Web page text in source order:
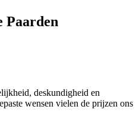
Paarden
deskundigheid en
wensen vielen de prijzen ons